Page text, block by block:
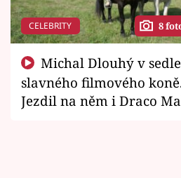
CELEBRITY 8
slavného filmového
Jezdil na něm i Draco